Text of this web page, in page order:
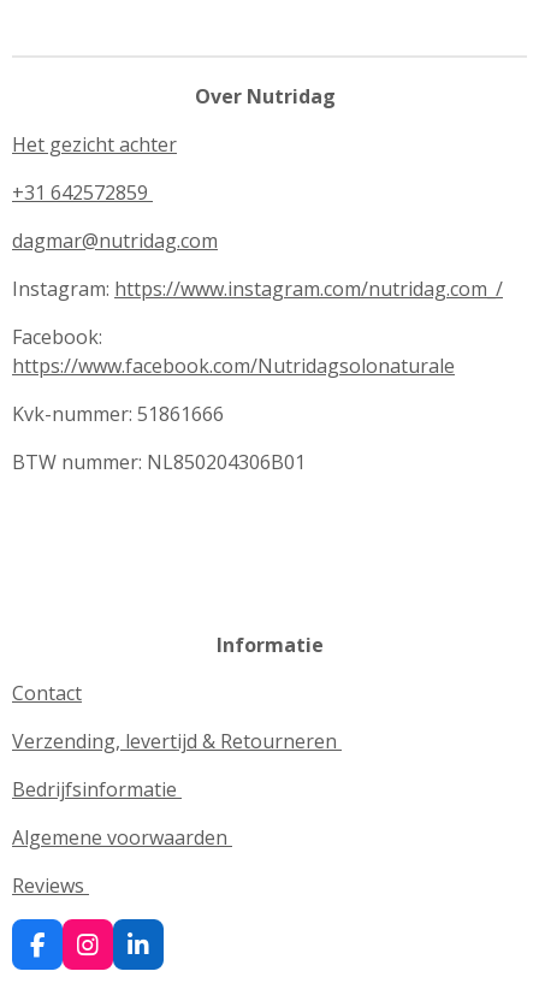
Over Nutridag
Het gezicht achter
+31 642572859
dagmar@nutridag.com
Instagram: https://www.instagram.com/nutridag.com_/
Facebook:
https://www.facebook.com/Nutridagsolonaturale
Kvk-nummer: 51861666
BTW nummer: NL850204306B01
Informatie
Contact
Verzending, levertijd & Retourneren
Bedrijfsinformatie
Algemene voorwaarden
Reviews
F
a
I
n
L
i